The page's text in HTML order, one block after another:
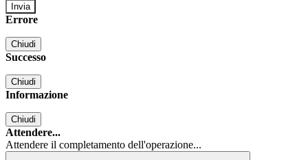
Errore
Chiudi
Successo
Chiudi
Informazione
Chiudi
Attendere...
Attendere il completamento dell'operazione...